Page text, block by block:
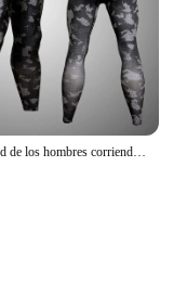
La aptitud de los hombres corriendo medias formación de gimnasio pantalones camuflaje chándal de compresión pantalones Jogging ropa leggings rashgard hombres